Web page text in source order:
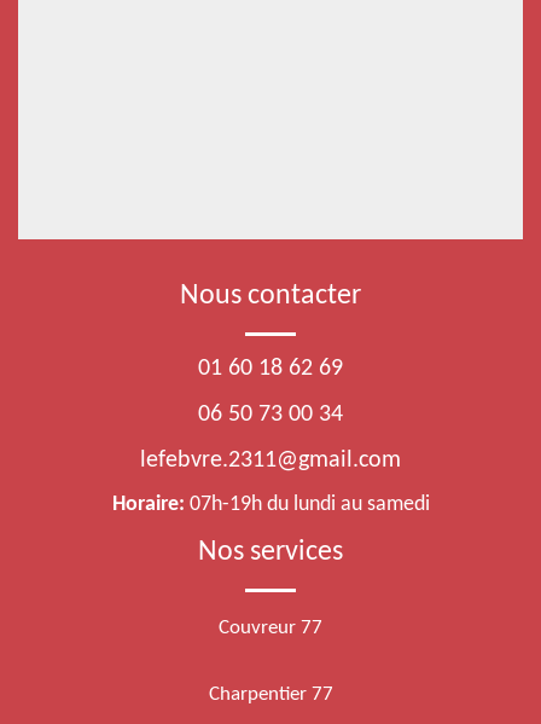
Nous contacter
01 60 18 62 69
06 50 73 00 34
lefebvre.2311@gmail.com
Horaire: 07h-19h du lundi au samedi
Nos services
Couvreur 77
Charpentier 77